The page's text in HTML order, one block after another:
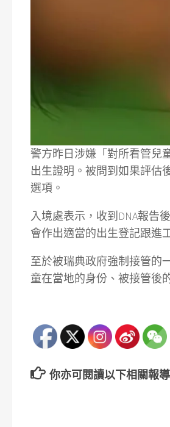
警方昨日涉嫌「對所看管兒
出生證明。被問到如果評估
選項。
入境處表示，收到DNA報告
會作出適當的出生登記跟進
至於被瑞典政府強制接管的
童在當地的身份、被接管後
你亦可閱讀以下相關報